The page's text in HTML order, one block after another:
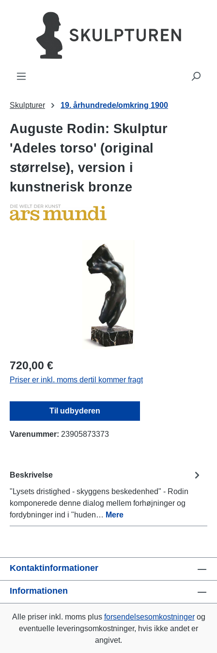
Skulpturer 19. århundrede/omkring 1900
Auguste Rodin: Skulptur
'Adeles torso' (original
størrelse), version i
kunstnerisk bronze
720,00 €
Priser er inkl. moms dertil kommer fragt
Til udbyderen
Varenummer: 23905873373
Beskrivelse
"Lysets dristighed - skyggens beskedenhed" - Rodin
komponerede denne dialog mellem forhøjninger og
fordybninger ind i "huden… Mere
Kontaktinformationer
Informationen
Alle priser inkl. moms plus forsendelsesomkostningerog
eventuelle leveringsomkostninger, hvis ikke andet er
angivet.